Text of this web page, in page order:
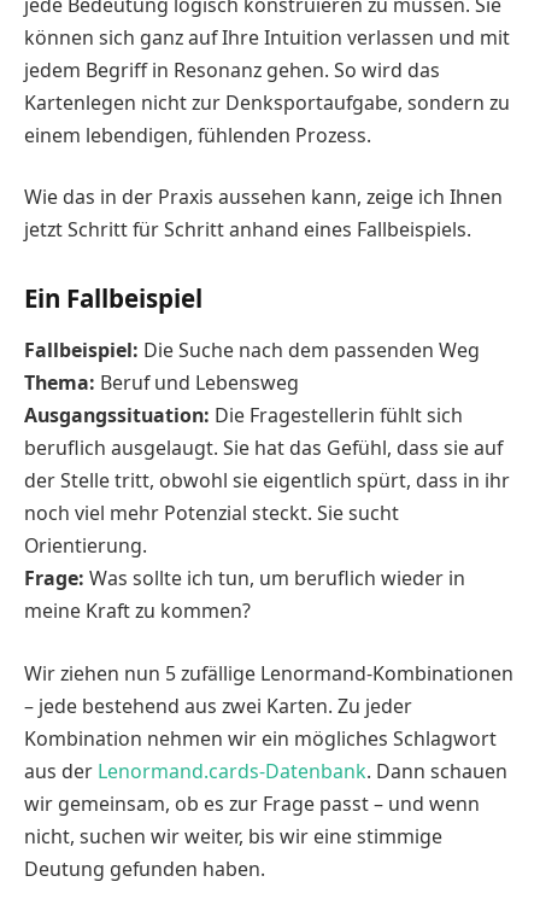
können sich ganz auf Ihre Intuition verlassen und mit
jedem Begriff in Resonanz gehen. So wird das
Kartenlegen nicht zur Denksportaufgabe, sondern zu
einem lebendigen, fühlenden Prozess.
Wie das in der Praxis aussehen kann, zeige ich Ihnen
jetzt Schritt für Schritt anhand eines Fallbeispiels.
Ein Fallbeispiel
Fallbeispiel: Die Suche nach dem passenden Weg
Thema: Beruf und Lebensweg
Ausgangssituation: Die Fragestellerin fühlt sich
beruflich ausgelaugt. Sie hat das Gefühl, dass sie auf
der Stelle tritt, obwohl sie eigentlich spürt, dass in ihr
noch viel mehr Potenzial steckt. Sie sucht
Orientierung.
Frage: Was sollte ich tun, um beruflich wieder in
meine Kraft zu kommen?
Wir ziehen nun 5 zufällige Lenormand-Kombinationen
– jede bestehend aus zwei Karten. Zu jeder
Kombination nehmen wir ein mögliches Schlagwort
aus der Lenormand.cards-Datenbank. Dann schauen
wir gemeinsam, ob es zur Frage passt – und wenn
nicht, suchen wir weiter, bis wir eine stimmige
Deutung gefunden haben.